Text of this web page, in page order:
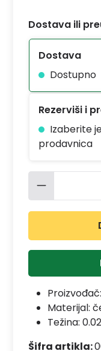
Dostava ili
Dostava
Dostupno
Rezerviši i
Izaberite
prodavnica
Količina
Proizvođač:
Materijal:
Težina:
Šifra artikla: